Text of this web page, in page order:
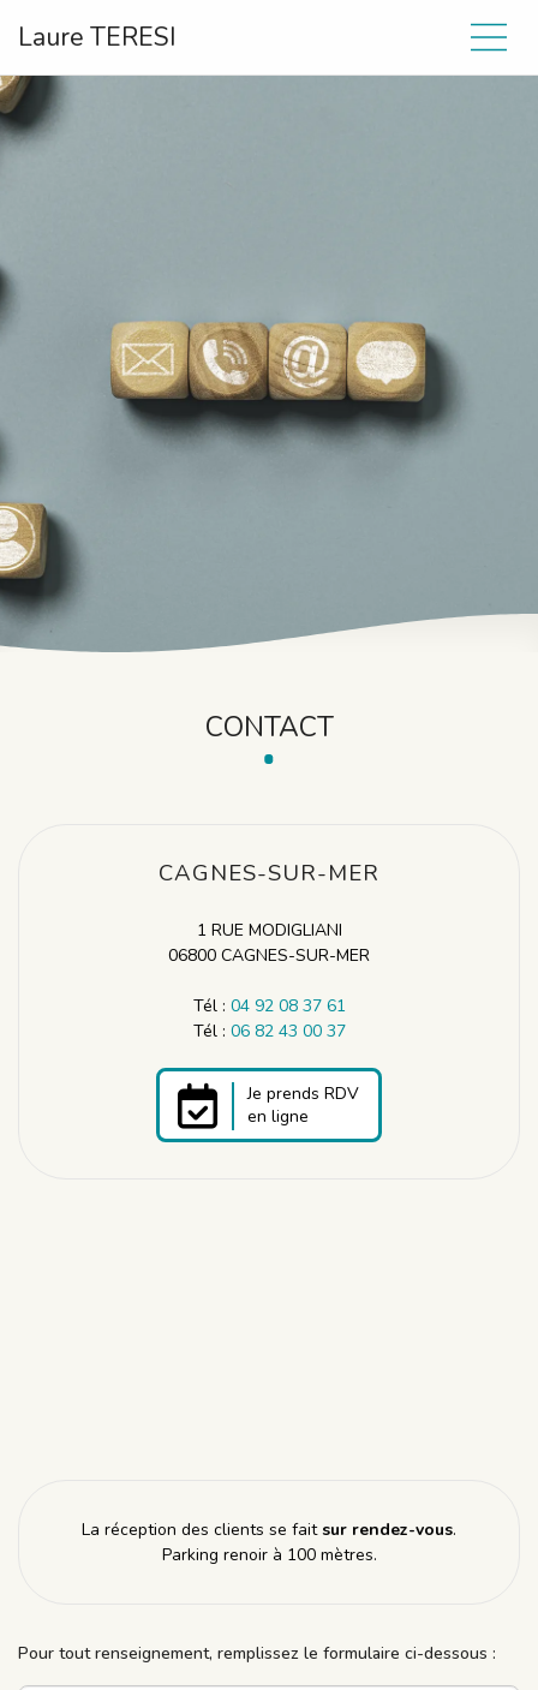
Laure TERESI
CONTACT
Pour tout renseignement, remplissez le formulaire ci-dessous :
CAGNES-SUR-MER
1 RUE MODIGLIANI
06800 CAGNES-SUR-MER
Tél : 04 92 08 37 61
Tél : 06 82 43 00 37
Je prends RDV
en ligne
La réception des clients se faitsur rendez-vous.
Parking renoir à 100 mètres.